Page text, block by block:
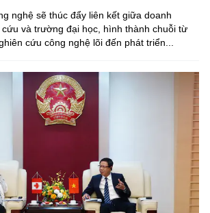
nghệ sẽ thúc đẩy liên kết giữa doanh
cứu và trường đại học, hình thành chuỗi từ
cứu công nghệ lõi đến phát triển...